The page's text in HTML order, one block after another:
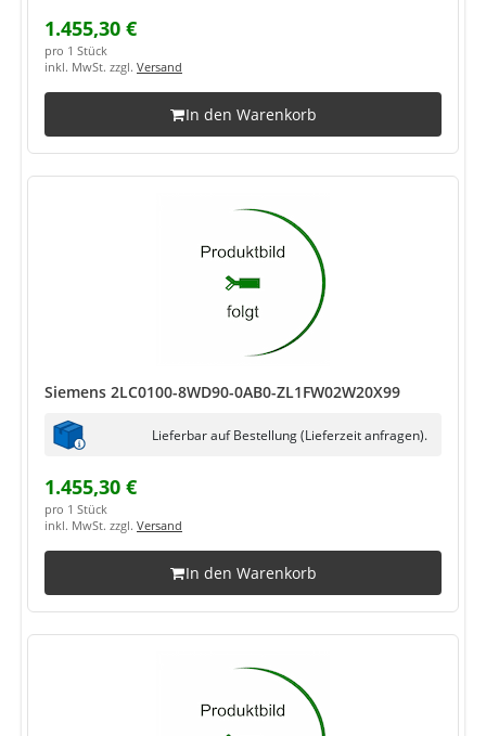
1.455,30 €
pro 1 Stück
inkl. MwSt. zzgl. Versand
In den Warenkorb
Siemens 2LC0100-8WD90-0AB0-ZL1FW02W20X99
Lieferbar auf Bestellung (Lieferzeit anfragen).
1.455,30 €
pro 1 Stück
inkl. MwSt. zzgl. Versand
In den Warenkorb